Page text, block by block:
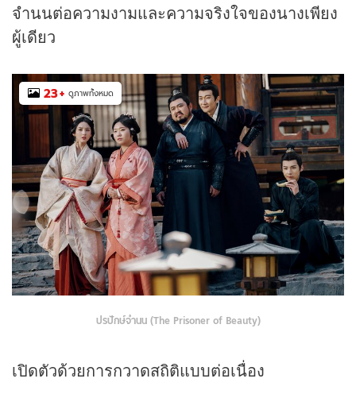
จำนนต่อความงามและความจริงใจของนางเพียง
ผู้เดียว
23+ ดูภาพทั้งหมด
ปรปักษ์จำนน (The Prisoner of Beauty)
เปิดตัวด้วยการกวาดสถิติแบบต่อเนื่อง